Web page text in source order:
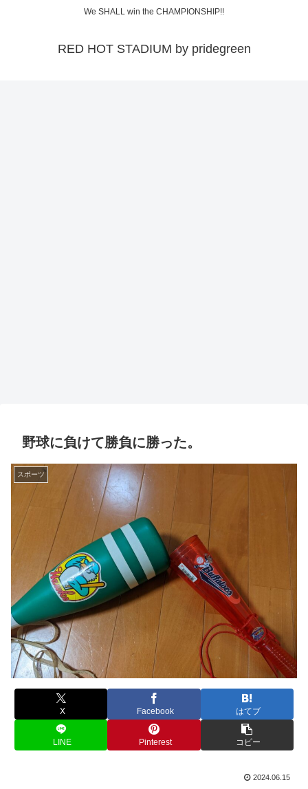
We SHALL win the CHAMPIONSHIP!!
RED HOT STADIUM by pridegreen
野球に負けて勝負に勝った。
スポーツ
X Facebook はてブ
LINE Pinterest コピー
2024.06.15